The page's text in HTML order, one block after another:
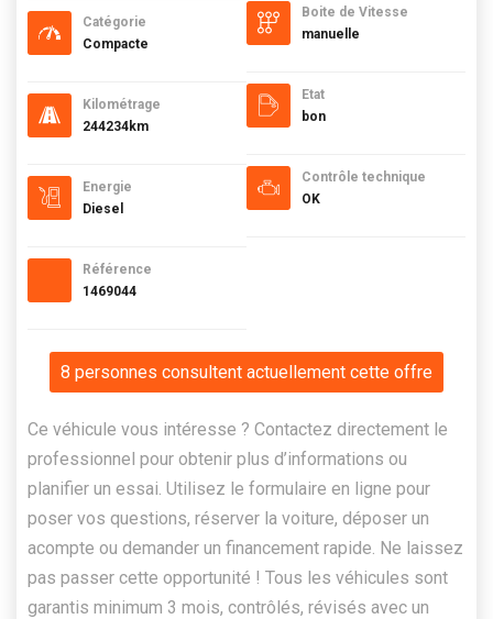
Catégorie
Compacte
Kilométrage
244234km
Energie
Diesel
Référence
1469044
Boite de Vitesse
manuelle
Etat
bon
Contrôle technique
OK
8 personnes consultent actuellement cette offre
Ce véhicule vous intéresse ? Contactez directement le
professionnel pour obtenir plus d’informations ou
planifier un essai. Utilisez le formulaire en ligne pour
poser vos questions, réserver la voiture, déposer un
acompte ou demander un financement rapide. Ne laissez
pas passer cette opportunité ! Tous les véhicules sont
garantis minimum 3 mois, contrôlés, révisés avec un